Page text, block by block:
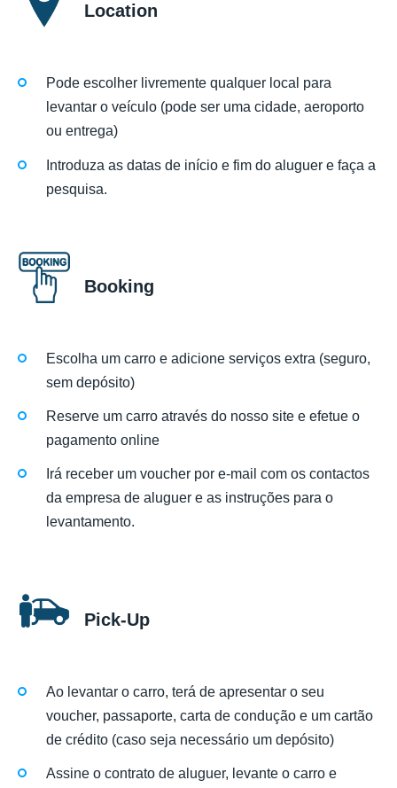
Location
Pode escolher livremente qualquer local para
levantar o veículo (pode ser uma cidade, aeroporto
ou entrega)
Introduza as datas de início e fim do aluguer e faça a
pesquisa.
Booking
Escolha um carro e adicione serviços extra (seguro,
sem depósito)
Reserve um carro através do nosso site e efetue o
pagamento online
Irá receber um voucher por e-mail com os contactos
da empresa de aluguer e as instruções para o
levantamento.
Pick-Up
Ao levantar o carro, terá de apresentar o seu
voucher, passaporte, carta de condução e um cartão
de crédito (caso seja necessário um depósito)
Assine o contrato de aluguer, levante o carro e